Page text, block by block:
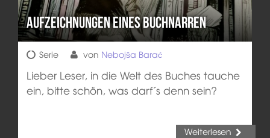
Aufzeichnungen eines Buchnarren
Serie von Nebojša Barać
Lieber Leser, in die Welt des Buches tauche
ein, bitte schön, was darf´s denn sein?
Weiterlesen